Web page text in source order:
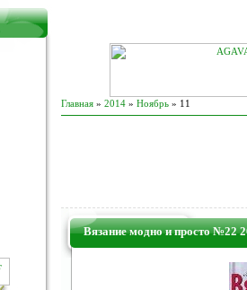
Главная » 2014 » Ноябрь » 11
Вязание модно и просто №22